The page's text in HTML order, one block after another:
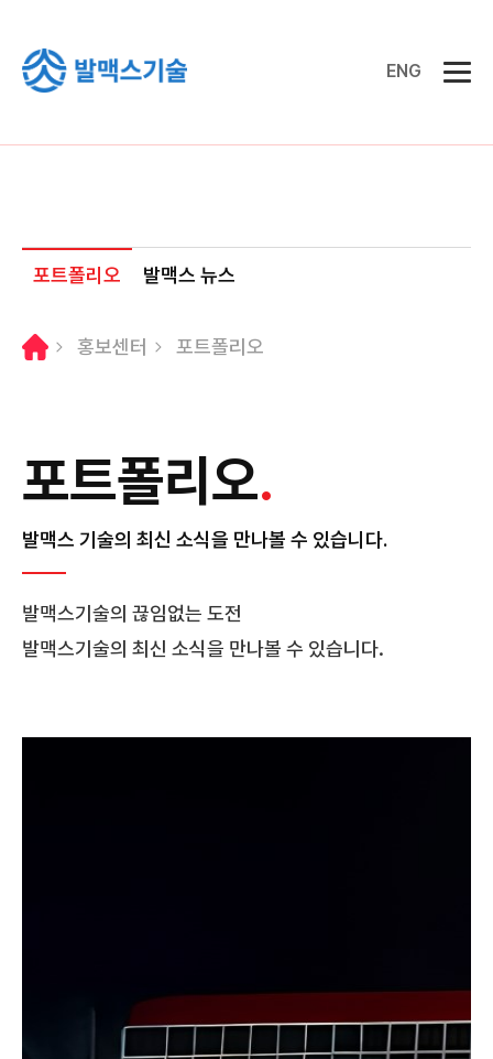
ENG
포트폴리오 발맥스 뉴스
홍보센터 포트폴리오
포트폴리오.
발맥스 기술의 최신 소식을 만나볼 수 있습니다.
발맥스기술의 끊임없는 도전
발맥스기술의 최신 소식을 만나볼 수 있습니다.